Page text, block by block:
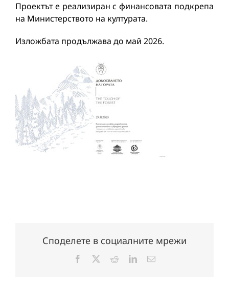
Проектът е реализиран с финансовата подкрепа
на Министерството на културата.
Изложбата продължава до май 2026.
Споделете в социалните мрежи
Facebook RedditLinkedInЕлектронна